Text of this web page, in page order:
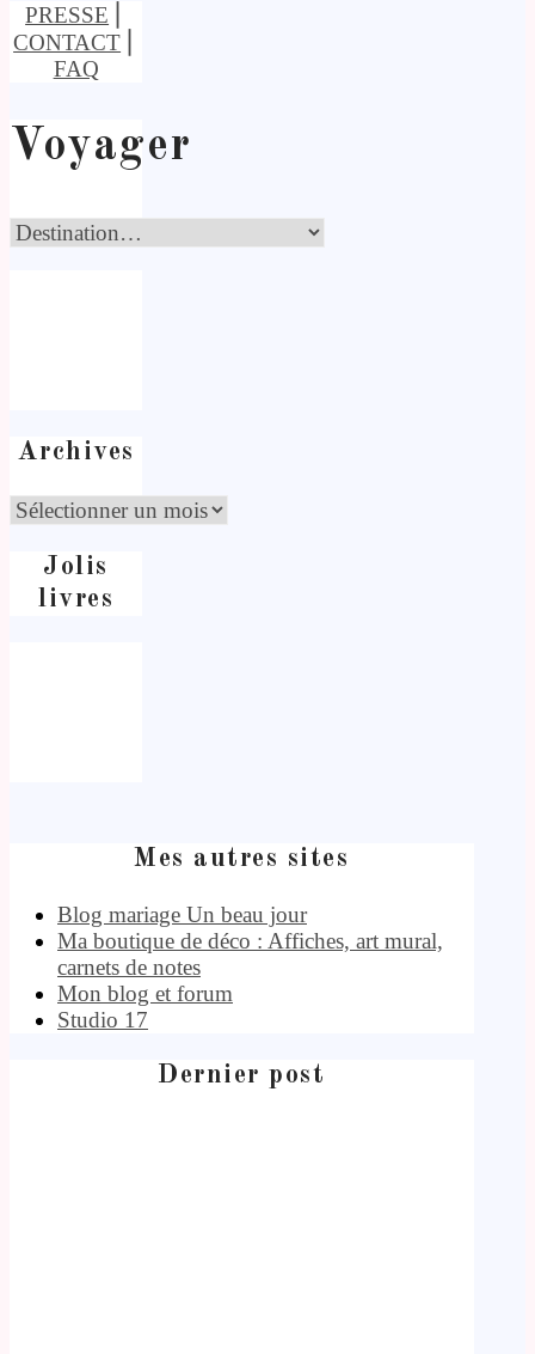
PRESSE
CONTACT
FAQ
Voyager
Archives
Jolis
livres
Mes autres sites
Blog mariage Un beau jour
Ma boutique de déco : Affiches, art mural,
carnets de notes
Mon blog et forum
Studio 17
Dernier post